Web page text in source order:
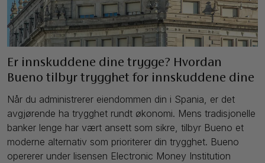
Er innskuddene dine trygge? Hvordan
Bueno tilbyr trygghet for innskuddene dine
Når du administrerer eiendommen din i Spania, er det
avgjørende ha trygghet rundt økonomi. Mens tradisjonelle
banker lenge har vært ansett som sikre, tilbyr Bueno et
moderne alternativ som prioriterer din trygghet. Bueno
opererer under lisensen Electronic Money Institution